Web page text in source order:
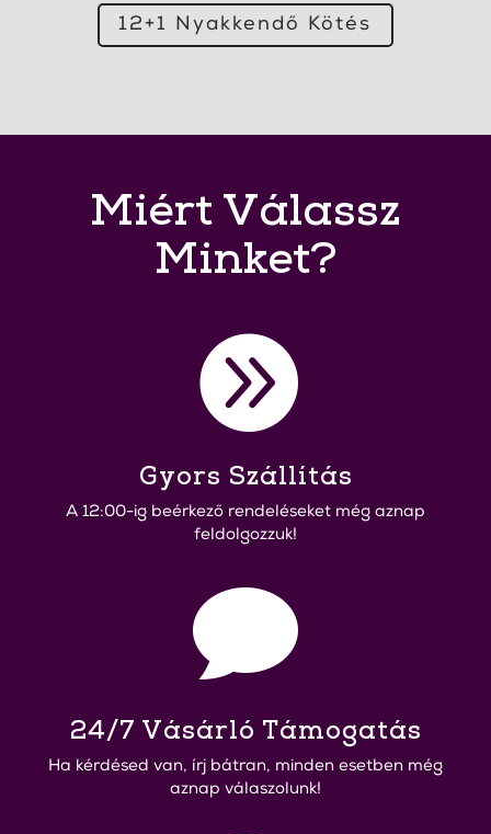
12+1 Nyakkendő Kötés
Miért Válassz
Minket?

Gyors Szállítás
A 12:00-ig beérkező rendeléseket még aznap
feldolgozzuk!

24/7 Vásárló Támogatás
Ha kérdésed van, írj bátran, minden esetben még
aznap válaszolunk!